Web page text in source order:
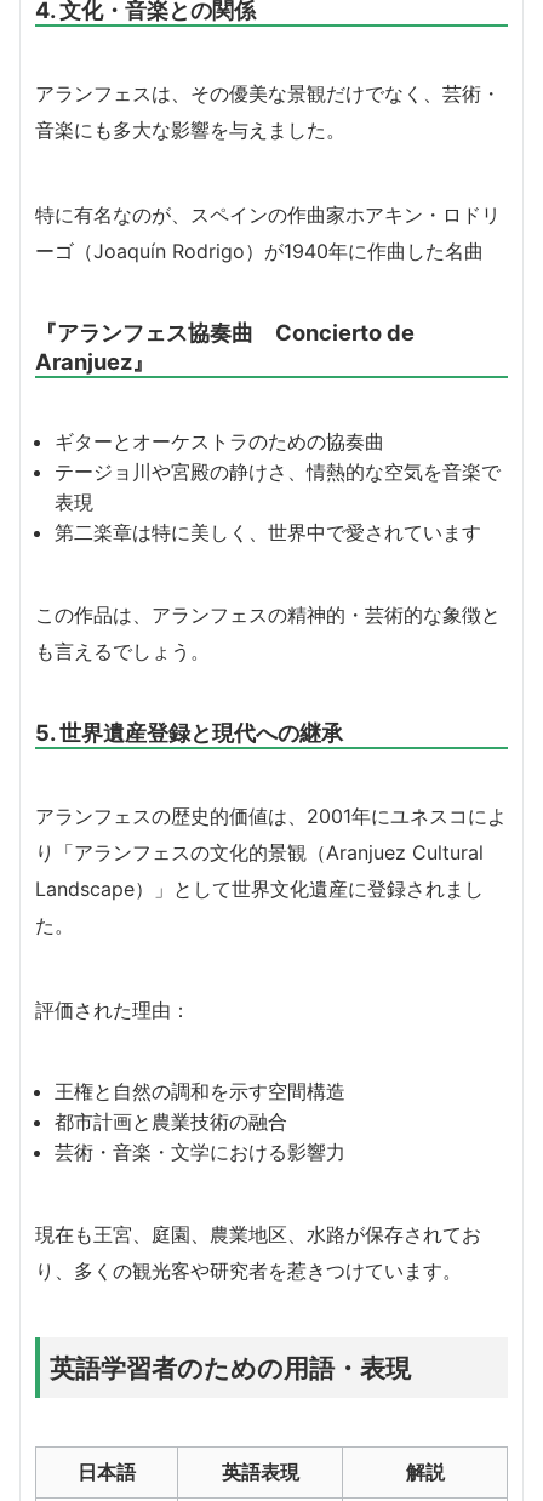
4. 文化・音楽との関係
アランフェスは、その優美な景観だけでなく、芸術・
音楽にも多大な影響を与えました。
特に有名なのが、スペインの作曲家ホアキン・ロドリ
ーゴ（Joaquín Rodrigo）が1940年に作曲した名曲
『アランフェス協奏曲 Concierto de
Aranjuez』
ギターとオーケストラのための協奏曲
テージョ川や宮殿の静けさ、情熱的な空気を音楽で
表現
第二楽章は特に美しく、世界中で愛されています
この作品は、アランフェスの精神的・芸術的な象徴と
も言えるでしょう。
5. 世界遺産登録と現代への継承
アランフェスの歴史的価値は、2001年にユネスコによ
り「アランフェスの文化的景観（Aranjuez Cultural
Landscape）」として世界文化遺産に登録されまし
た。
評価された理由：
王権と自然の調和を示す空間構造
都市計画と農業技術の融合
芸術・音楽・文学における影響力
現在も王宮、庭園、農業地区、水路が保存されてお
り、多くの観光客や研究者を惹きつけています。
英語学習者のための用語・表現
日本語 英語表現 解説